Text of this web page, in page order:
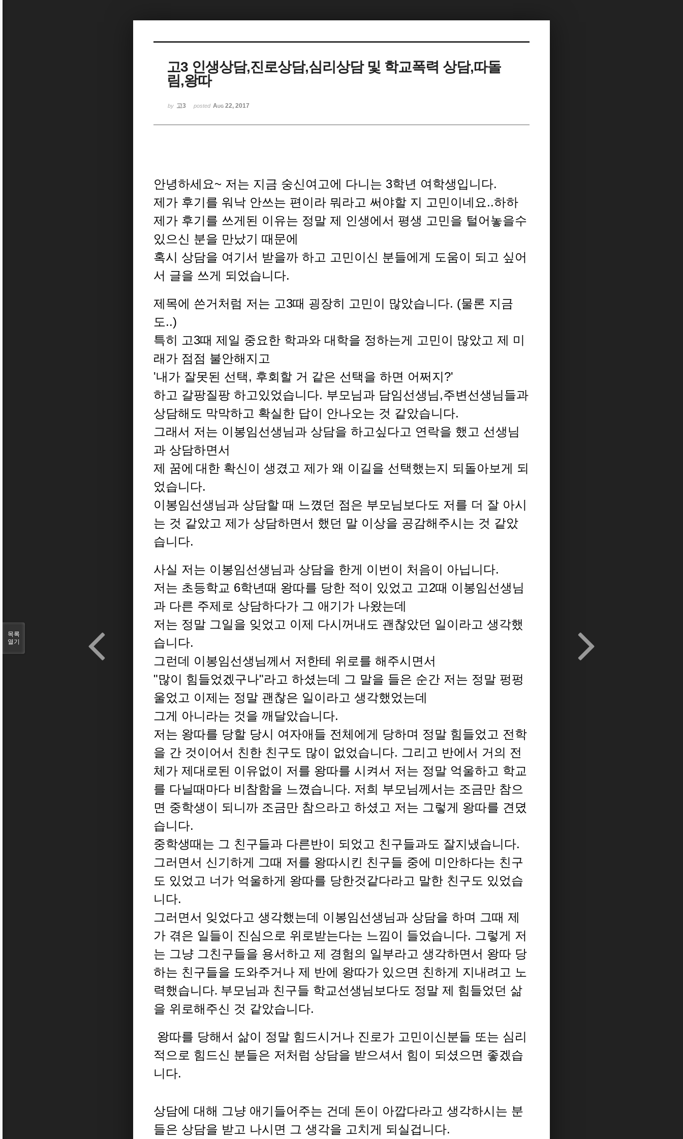
고3 인생상담,진로상담,심리상담 및 학교폭력 상담,따돌
림,왕따
by 고3 posted Aug 22, 2017
안녕하세요~ 저는 지금 숭신여고에 다니는 3학년 여학생입니다.
제가 후기를 워낙 안쓰는 편이라 뭐라고 써야할 지 고민이네요..하하
제가 후기를 쓰게된 이유는 정말 제 인생에서 평생 고민을 털어놓을수
있으신 분을 만났기 때문에
혹시 상담을 여기서 받을까 하고 고민이신 분들에게 도움이 되고 싶어
서 글을 쓰게 되었습니다.
제목에 쓴거처럼 저는 고3때 굉장히 고민이 많았습니다. (물론 지금
도..)
특히 고3때 제일 중요한 학과와 대학을 정하는게 고민이 많았고 제 미
래가 점점 불안해지고
'내가 잘못된 선택, 후회할 거 같은 선택을 하면 어쩌지?'
하고 갈팡질팡 하고있었습니다. 부모님과 담임선생님,주변선생님들과
상담해도 막막하고 확실한 답이 안나오는 것 같았습니다.
그래서 저는 이봉임선생님과 상담을 하고싶다고 연락을 했고 선생님
과 상담하면서
제 꿈에 대한 확신이 생겼고 제가 왜 이길을 선택했는지 되돌아보게 되
었습니다.
이봉임선생님과 상담할 때 느꼈던 점은 부모님보다도 저를 더 잘 아시
는 것 같았고 제가 상담하면서 했던 말 이상을 공감해주시는 것 같았
습니다.
사실 저는 이봉임선생님과 상담을 한게 이번이 처음이 아닙니다.
저는 초등학교 6학년때 왕따를 당한 적이 있었고 고2때 이봉임선생님
과 다른 주제로 상담하다가 그 애기가 나왔는데
저는 정말 그일을 잊었고 이제 다시꺼내도 괜찮았던 일이라고 생각했
습니다.
그런데 이봉임선생님께서 저한테 위로를 해주시면서
"많이 힘들었겠구나"라고 하셨는데 그 말을 들은 순간 저는 정말 펑펑
울었고 이제는 정말 괜찮은 일이라고 생각했었는데
그게 아니라는 것을 깨달았습니다.
저는 왕따를 당할 당시 여자애들 전체에게 당하며 정말 힘들었고 전학
을 간 것이어서 친한 친구도 많이 없었습니다. 그리고 반에서 거의 전
체가 제대로된 이유없이 저를 왕따를 시켜서 저는 정말 억울하고 학교
를 다닐때마다 비참함을 느꼈습니다. 저희 부모님께서는 조금만 참으
면 중학생이 되니까 조금만 참으라고 하셨고 저는 그렇게 왕따를 견뎠
습니다.
중학생때는 그 친구들과 다른반이 되었고 친구들과도 잘지냈습니다.
그러면서 신기하게 그때 저를 왕따시킨 친구들 중에 미안하다는 친구
도 있었고 너가 억울하게 왕따를 당한것같다라고 말한 친구도 있었습
니다.
그러면서 잊었다고 생각했는데 이봉임선생님과 상담을 하며 그때 제
가 겪은 일들이 진심으로 위로받는다는 느낌이 들었습니다. 그렇게 저
는 그냥 그친구들을 용서하고 제 경험의 일부라고 생각하면서 왕따 당
하는 친구들을 도와주거나 제 반에 왕따가 있으면 친하게 지내려고 노
력했습니다. 부모님과 친구들 학교선생님보다도 정말 제 힘들었던 삶
을 위로해주신 것 같았습니다.
왕따를 당해서 삶이 정말 힘드시거나 진로가 고민이신분들 또는 심리
적으로 힘드신 분들은 저처럼 상담을 받으셔서 힘이 되셨으면 좋겠습
니다.
상담에 대해 그냥 애기들어주는 건데 돈이 아깝다라고 생각하시는 분
들은 상담을 받고 나시면 그 생각을 고치게 되실겁니다.
목록
열기
Sketchbook5, 스케치북5
Sketchbook5, 스케치북5